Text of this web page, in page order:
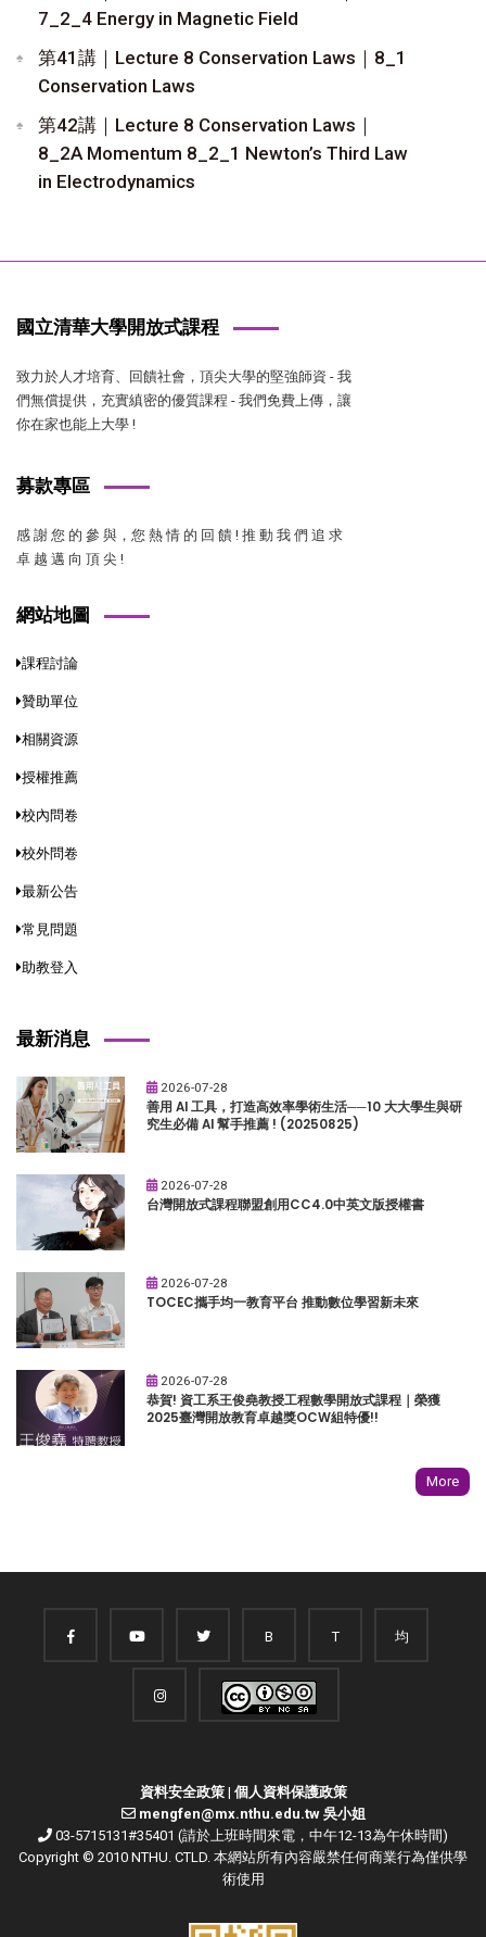
7_2_4 Energy in Magnetic Field
第41講｜Lecture 8 Conservation Laws｜8_1
Conservation Laws
第42講｜Lecture 8 Conservation Laws｜
8_2A Momentum 8_2_1 Newton’s Third Law
in Electrodynamics
國立清華大學開放式課程
致力於人才培育、回饋社會，頂尖大學的堅強師資 - 我
們無償提供，充實縝密的優質課程 - 我們免費上傳，讓
你在家也能上大學 !
募款專區
感 謝 您 的 參 與，您 熱 情 的 回 饋 ! 推 動 我 們 追 求
卓 越 邁 向 頂 尖 !
網站地圖
課程討論
贊助單位
相關資源
授權推薦
校內問卷
校外問卷
最新公告
常見問題
助教登入
最新消息
2026-07-28
善用 AI 工具，打造高效率學術生活──10 大大學生與研
究生必備 AI 幫手推薦 ! (20250825)
2026-07-28
台灣開放式課程聯盟創用CC4.0中英文版授權書
2026-07-28
TOCEC攜手均一教育平台 推動數位學習新未來
2026-07-28
恭賀! 資工系王俊堯教授工程數學開放式課程｜榮獲
2025臺灣開放教育卓越獎OCW組特優!!
More
B T 均
資料安全政策| 個人資料保護政策
mengfen@mx.nthu.edu.tw 吳小姐
03-5715131#35401 (請於上班時間來電，中午12-13為午休時間)
Copyright © 2010 NTHU. CTLD. 本網站所有內容嚴禁任何商業行為僅供學
術使用